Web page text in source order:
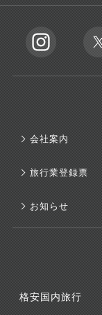
会社案内
旅行業登録票
お知らせ
格安国内旅行